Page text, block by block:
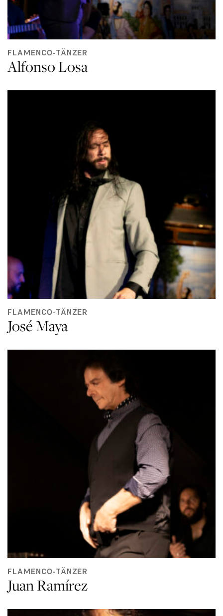
FLAMENCO-TÄNZER
Alfonso Losa
FLAMENCO-TÄNZER
José Maya
FLAMENCO-TÄNZER
Juan Ramírez